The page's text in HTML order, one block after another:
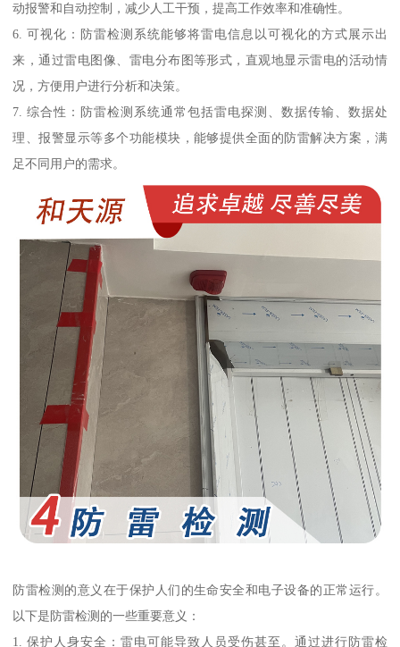
动报警和自动控制，减少人工干预，提高工作效率和准确性。
6. 可视化：防雷检测系统能够将雷电信息以可视化的方式展示出
来，通过雷电图像、雷电分布图等形式，直观地显示雷电的活动情
况，方便用户进行分析和决策。
7. 综合性：防雷检测系统通常包括雷电探测、数据传输、数据处
理、报警显示等多个功能模块，能够提供全面的防雷解决方案，满
足不同用户的需求。
防雷检测的意义在于保护人们的生命安全和电子设备的正常运行。
以下是防雷检测的一些重要意义：
1. 保护人身安全：雷电可能导致人员受伤甚至。通过进行防雷检